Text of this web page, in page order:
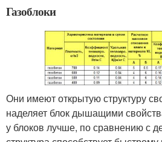
Газоблоки
Они имеют открытую структуру
наделяет блок дышащими
у блоков лучше, по сравнению с